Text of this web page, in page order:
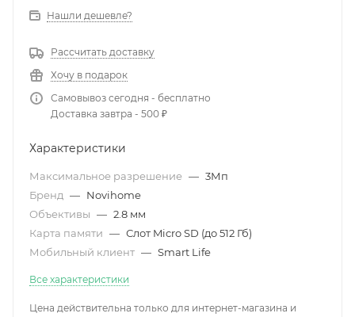
Нашли дешевле?
Рассчитать доставку
Хочу в подарок
Самовывоз сегодня - бесплатно
Доставка завтра - 500 ₽
Характеристики
Максимальное разрешение — 3Мп
Бренд — Novihome
Объективы — 2.8 мм
Карта памяти — Слот Micro SD (до 512 Гб)
Мобильный клиент — Smart Life
Все характеристики
Цена действительна только для интернет-магазина и